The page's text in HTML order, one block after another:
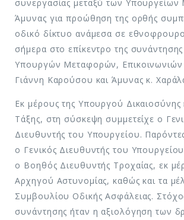
συνεργασίας μεταξύ των
Άμυνας για προώθηση της ορθής
οδικό δίκτυο ανάμεσα σε
σήμερα στο επίκεντρο της
Υπουργών Μεταφορών, Επικοινωνιών
Γιάννη Καρούσου και Άμυνας κ.
Εκ μέρους της Υπουργού Δικαιοσύνης
Τάξης, στη σύσκεψη συμμετείχε ο
Διευθυντής του Υπουργείου.
ο Γενικός Διευθυντής του
ο Βοηθός Διευθυντής Τροχαίας, εκ
Αρχηγού Αστυνομίας, καθώς και τα
Συμβουλίου Οδικής Ασφάλειας.
συνάντησης ήταν η αξιολόγηση των